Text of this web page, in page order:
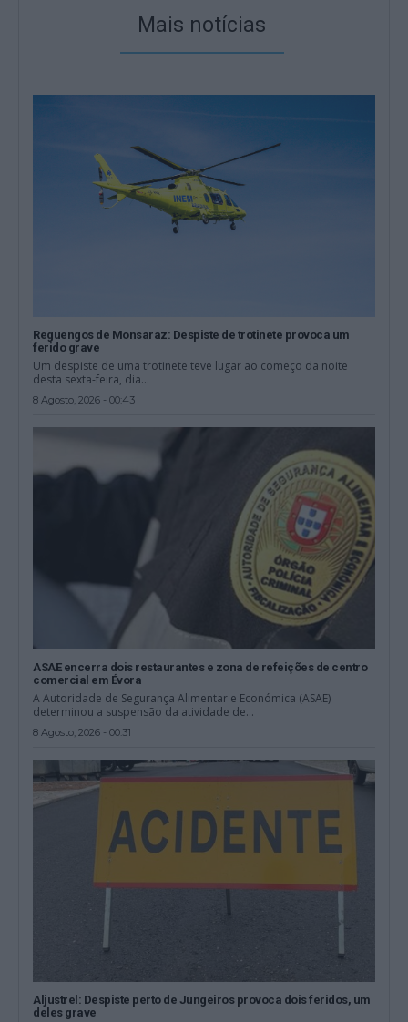
Mais notícias
Reguengos de Monsaraz: Despiste de trotinete provoca um
ferido grave
Um despiste de uma trotinete teve lugar ao começo da noite
desta sexta-feira, dia...
8 Agosto, 2026 - 00:43
ASAE encerra dois restaurantes e zona de refeições de centro
comercial em Évora
A Autoridade de Segurança Alimentar e Económica (ASAE)
determinou a suspensão da atividade de...
8 Agosto, 2026 - 00:31
Aljustrel: Despiste perto de Jungeiros provoca dois feridos, um
deles grave